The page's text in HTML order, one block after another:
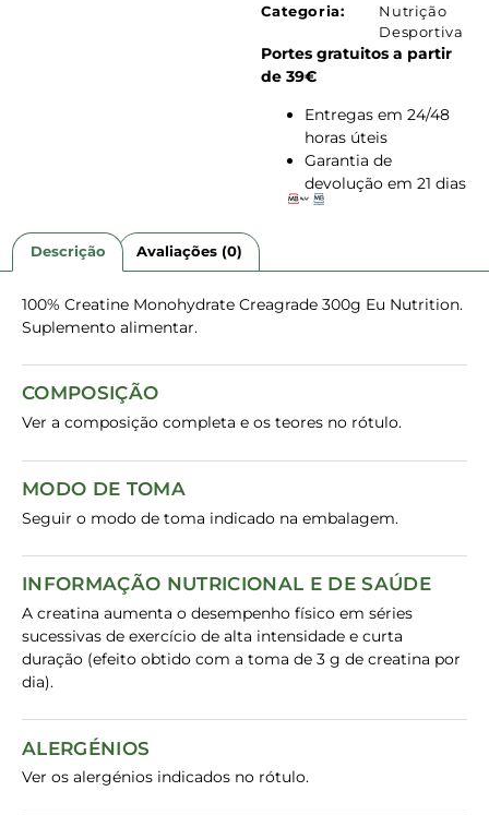
Categoria:
Nutrição
Desportiva
Portes gratuitos a partir
de 39€
Entregas em 24/48
horas úteis
Garantia de
devolução em 21 dias
Descrição Avaliações (0)
100% Creatine Monohydrate Creagrade 300g Eu Nutrition.
Suplemento alimentar.
COMPOSIÇÃO
Ver a composição completa e os teores no rótulo.
MODO DE TOMA
Seguir o modo de toma indicado na embalagem.
INFORMAÇÃO NUTRICIONAL E DE SAÚDE
A creatina aumenta o desempenho físico em séries
sucessivas de exercício de alta intensidade e curta
duração (efeito obtido com a toma de 3 g de creatina por
dia).
ALERGÉNIOS
Ver os alergénios indicados no rótulo.